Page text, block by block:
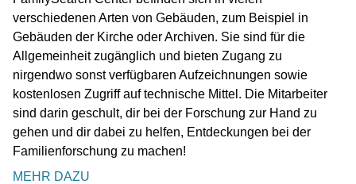
verschiedenen Arten von Gebäuden, zum Beispiel in
Gebäuden der Kirche oder Archiven. Sie sind für die
Allgemeinheit zugänglich und bieten Zugang zu
nirgendwo sonst verfügbaren Aufzeichnungen sowie
kostenlosen Zugriff auf technische Mittel. Die Mitarbeiter
sind darin geschult, dir bei der Forschung zur Hand zu
gehen und dir dabei zu helfen, Entdeckungen bei der
Familienforschung zu machen!
MEHR DAZU